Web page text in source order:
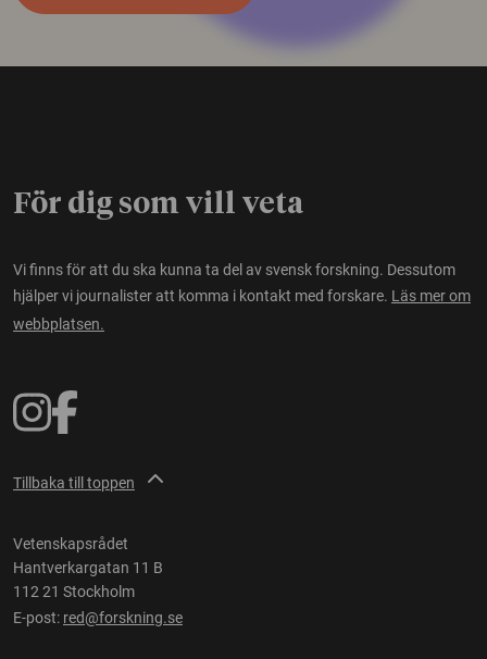
För dig som vill veta
Vi finns för att du ska kunna ta del av svensk forskning. Dessutom
hjälper vi journalister att komma i kontakt med forskare. Läs mer om
webbplatsen.
Tillbaka till toppen
Vetenskapsrådet
Hantverkargatan 11 B
112 21 Stockholm
E-post: red@forskning.se